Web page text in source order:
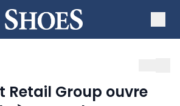
Retail Group ouvre